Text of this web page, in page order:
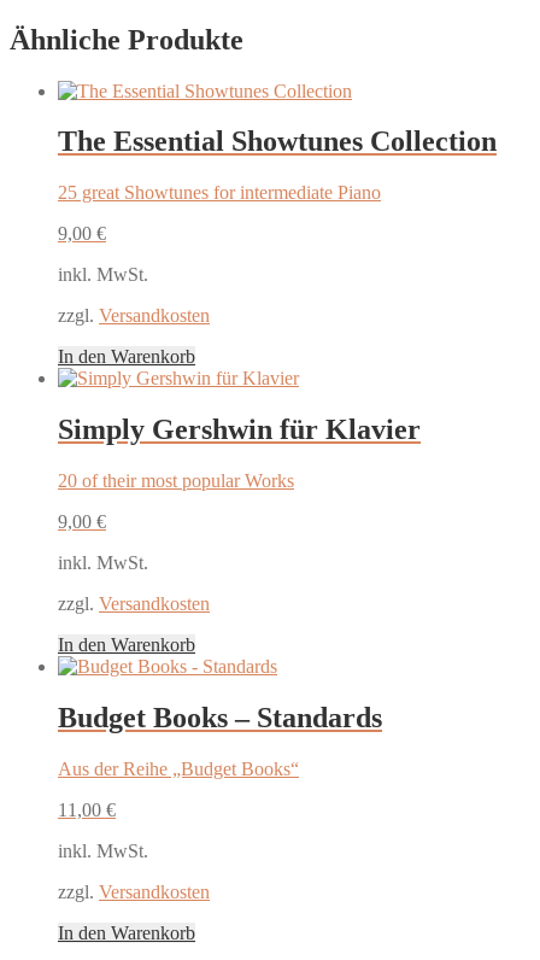
Ähnliche Produkte
The Essential Showtunes Collection
25 great Showtunes for intermediate Piano
9,00 €
inkl. MwSt.
zzgl. Versandkosten
In den Warenkorb
Simply Gershwin für Klavier
20 of their most popular Works
9,00 €
inkl. MwSt.
zzgl. Versandkosten
In den Warenkorb
Budget Books – Standards
Aus der Reihe „Budget Books“
11,00 €
inkl. MwSt.
zzgl. Versandkosten
In den Warenkorb